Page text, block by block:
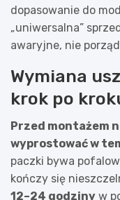
dopasowanie do
„uniwersalna”
awaryjne, nie
Wymiana
krok po
Przed montażem
wyprostować w
paczki bywa
kończy się
12–24 godziny w